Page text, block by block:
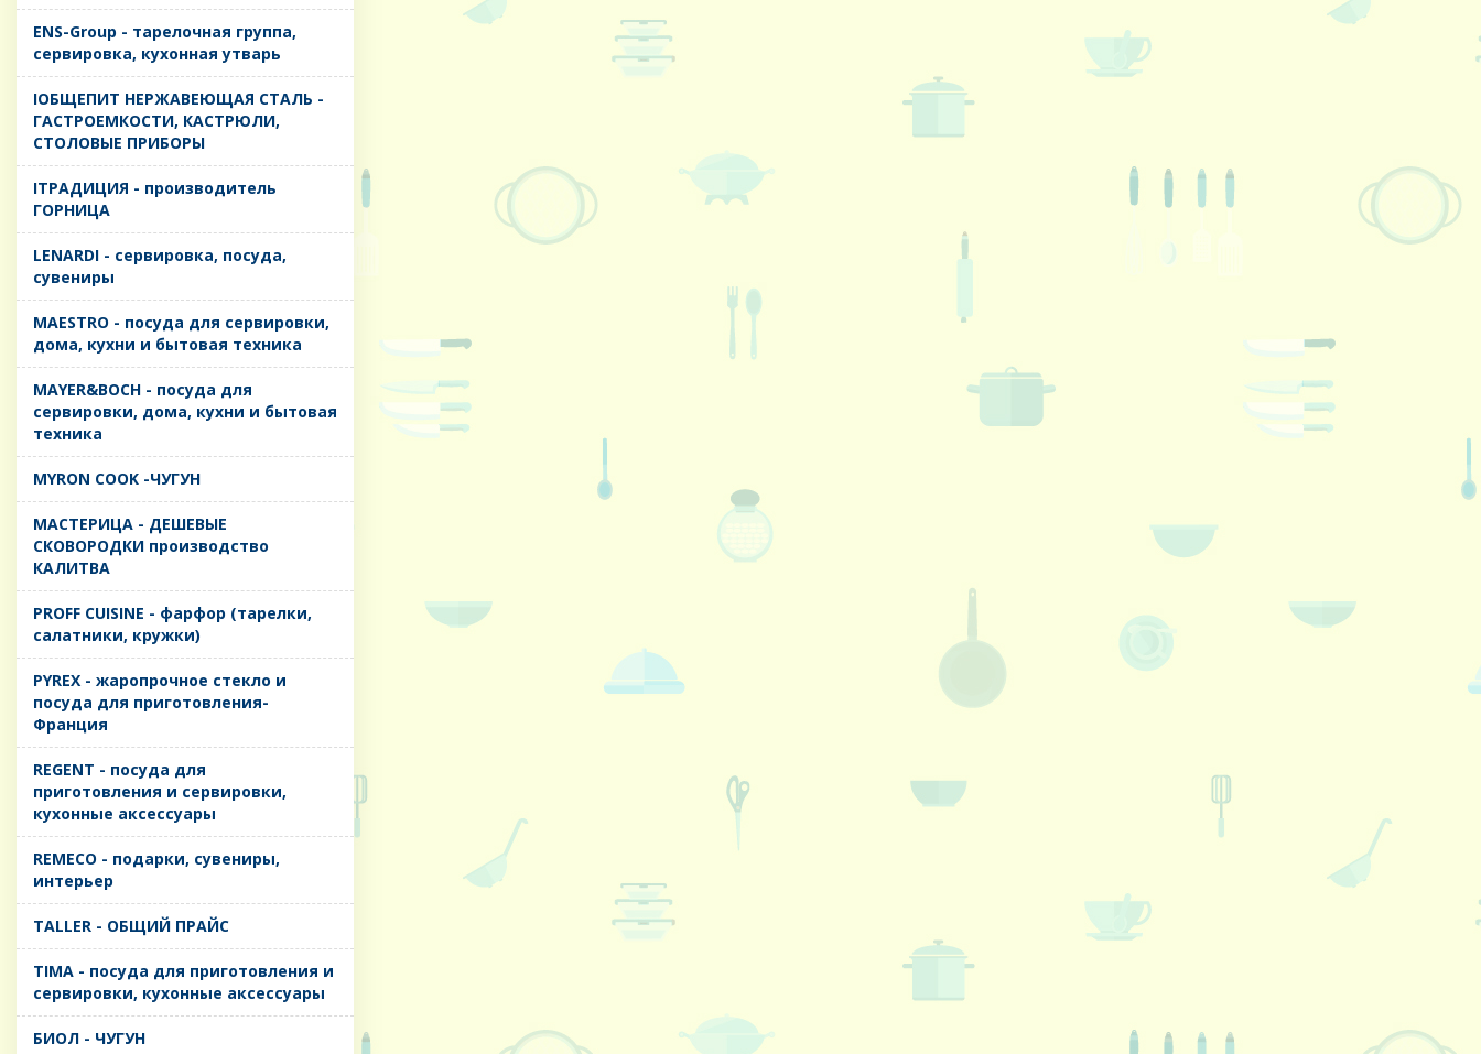
ENS-Group - тарелочная группа,
сервировка, кухонная утварь
IОБЩЕПИТ НЕРЖАВЕЮЩАЯ СТАЛЬ -
ГАСТРОЕМКОСТИ, КАСТРЮЛИ,
СТОЛОВЫЕ ПРИБОРЫ
IТРАДИЦИЯ - производитель
ГОРНИЦА
LENARDI - сервировка, посуда,
сувениры
MAESTRO - посуда для сервировки,
дома, кухни и бытовая техника
MAYER&BOCH - посуда для
сервировки, дома, кухни и бытовая
техника
MYRON COOK -ЧУГУН
MАСТЕРИЦА - ДЕШЕВЫЕ
СКОВОРОДКИ производство
КАЛИТВА
PROFF CUISINE - фарфор (тарелки,
салатники, кружки)
PYREX - жаропрочное стекло и
посуда для приготовления-
Франция
REGENT - посуда для
приготовления и сервировки,
кухонные аксессуары
REMECO - подарки, сувениры,
интерьер
TALLER - ОБЩИЙ ПРАЙС
TIMA - посуда для приготовления и
сервировки, кухонные аксессуары
БИОЛ - ЧУГУН